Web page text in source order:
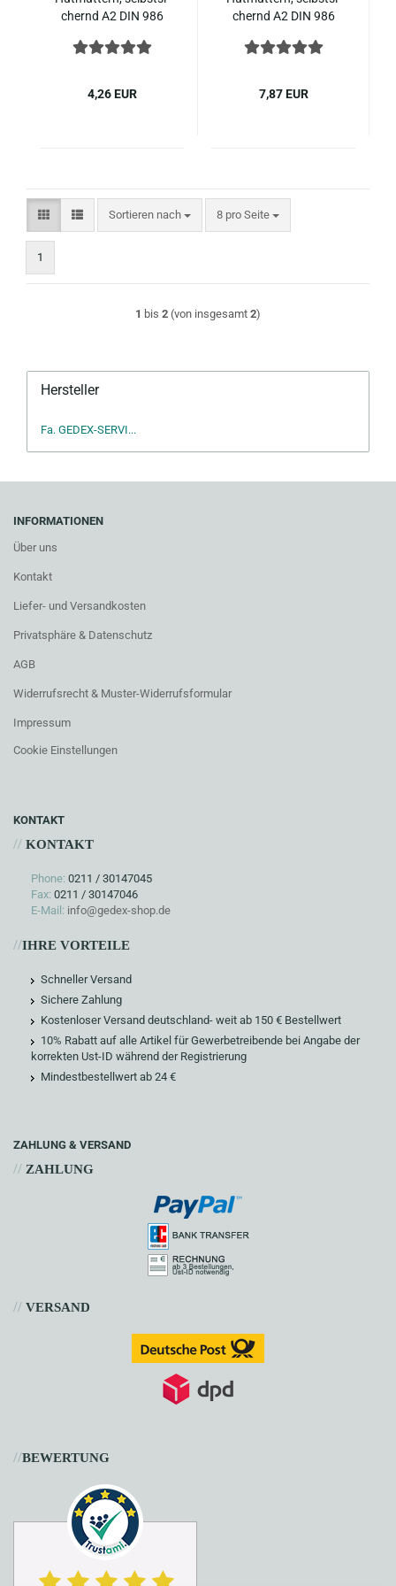
chernd A2 DIN 986
4,26 EUR
chernd A2 DIN 986
7,87 EUR
Sortieren nach
Sortieren nach 8 pro Seite
pro Seite
1
1 bis 2 (von insgesamt 2)
Hersteller
Fa. GEDEX-SERVI...
INFORMATIONEN
Über uns
Kontakt
Liefer- und Versandkosten
Privatsphäre & Datenschutz
AGB
Widerrufsrecht & Muster-Widerrufsformular
Impressum
Cookie Einstellungen
KONTAKT
// KONTAKT
Phone: 0211 / 30147045
Fax: 0211 / 30147046
E-Mail: info@gedex-shop.de
//IHRE VORTEILE
Schneller Versand
Sichere Zahlung
Kostenloser Versand deutschland- weit ab 150 € Bestellwert
10% Rabatt auf alle Artikel für Gewerbetreibende bei Angabe der
korrekten Ust-ID während der Registrierung
Mindestbestellwert ab 24 €
ZAHLUNG & VERSAND
// ZAHLUNG
// VERSAND
//BEWERTUNG